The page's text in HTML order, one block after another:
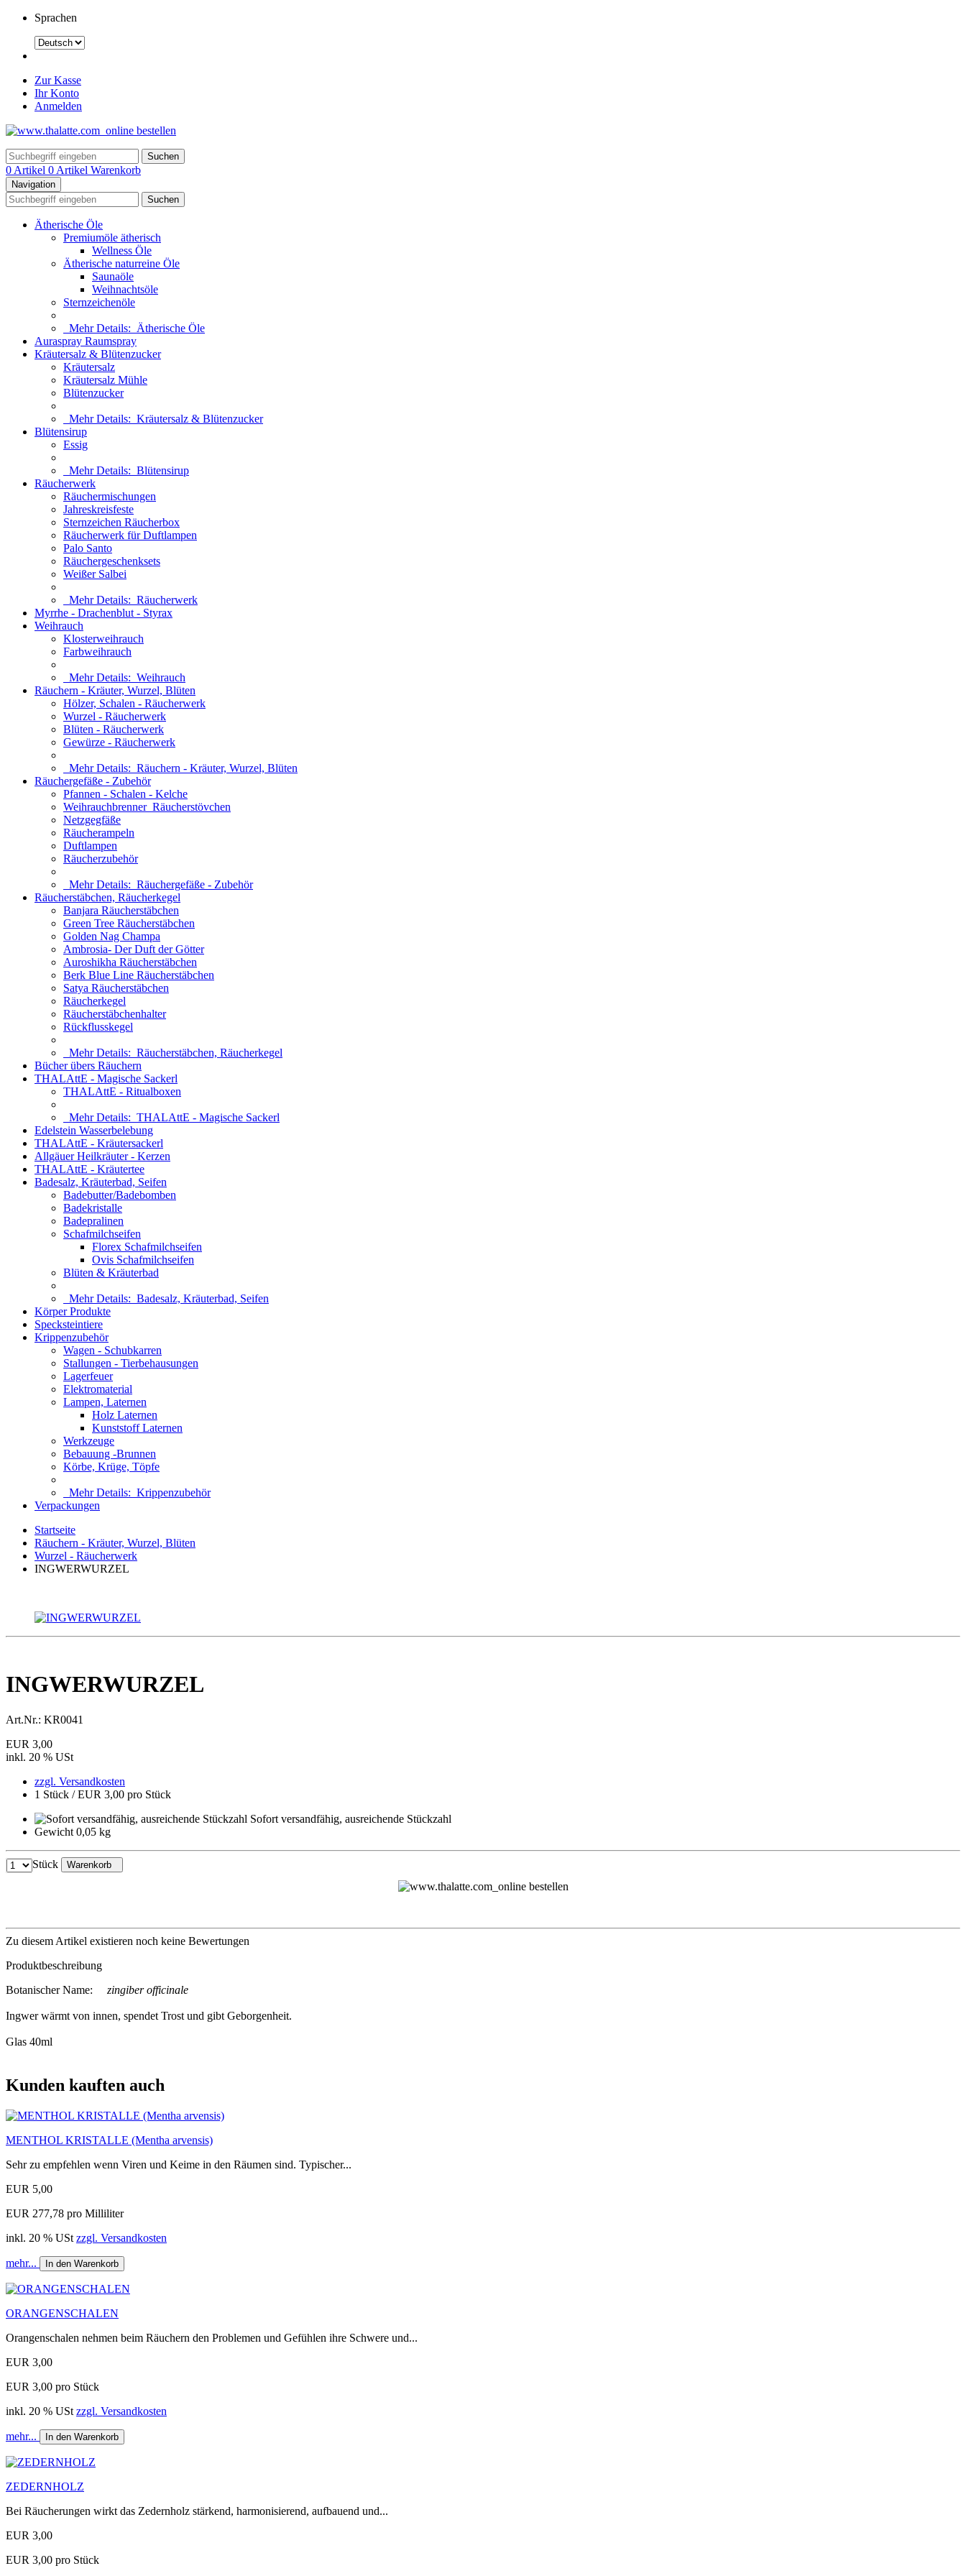
Sprachen
Zur Kasse
Ihr Konto
Anmelden
Suchen
0 Artikel 0 Artikel Warenkorb
Navigation
Suchen
Ätherische Öle
Premiumöle ätherisch
Wellness Öle
Ätherische naturreine Öle
Saunaöle
Weihnachtsöle
Sternzeichenöle
Mehr Details: Ätherische Öle
Auraspray Raumspray
Kräutersalz & Blütenzucker
Kräutersalz
Kräutersalz Mühle
Blütenzucker
Mehr Details: Kräutersalz & Blütenzucker
Blütensirup
Essig
Mehr Details: Blütensirup
Räucherwerk
Räuchermischungen
Jahreskreisfeste
Sternzeichen Räucherbox
Räucherwerk für Duftlampen
Palo Santo
Räuchergeschenksets
Weißer Salbei
Mehr Details: Räucherwerk
Myrrhe - Drachenblut - Styrax
Weihrauch
Klosterweihrauch
Farbweihrauch
Mehr Details: Weihrauch
Räuchern - Kräuter, Wurzel, Blüten
Hölzer, Schalen - Räucherwerk
Wurzel - Räucherwerk
Blüten - Räucherwerk
Gewürze - Räucherwerk
Mehr Details: Räuchern - Kräuter, Wurzel, Blüten
Räuchergefäße - Zubehör
Pfannen - Schalen - Kelche
Weihrauchbrenner_Räucherstövchen
Netzgegfäße
Räucherampeln
Duftlampen
Räucherzubehör
Mehr Details: Räuchergefäße - Zubehör
Räucherstäbchen, Räucherkegel
Banjara Räucherstäbchen
Green Tree Räucherstäbchen
Golden Nag Champa
Ambrosia- Der Duft der Götter
Auroshikha Räucherstäbchen
Berk Blue Line Räucherstäbchen
Satya Räucherstäbchen
Räucherkegel
Räucherstäbchenhalter
Rückflusskegel
Mehr Details: Räucherstäbchen, Räucherkegel
Bücher übers Räuchern
THALAttE - Magische Sackerl
THALAttE - Ritualboxen
Mehr Details: THALAttE - Magische Sackerl
Edelstein Wasserbelebung
THALAttE - Kräutersackerl
Allgäuer Heilkräuter - Kerzen
THALAttE - Kräutertee
Badesalz, Kräuterbad, Seifen
Badebutter/Badebomben
Badekristalle
Badepralinen
Schafmilchseifen
Florex Schafmilchseifen
Ovis Schafmilchseifen
Blüten & Kräuterbad
Mehr Details: Badesalz, Kräuterbad, Seifen
Körper Produkte
Specksteintiere
Krippenzubehör
Wagen - Schubkarren
Stallungen - Tierbehausungen
Lagerfeuer
Elektromaterial
Lampen, Laternen
Holz Laternen
Kunststoff Laternen
Werkzeuge
Bebauung -Brunnen
Körbe, Krüge, Töpfe
Mehr Details: Krippenzubehör
Verpackungen
Startseite
Räuchern - Kräuter, Wurzel, Blüten
Wurzel - Räucherwerk
INGWERWURZEL
INGWERWURZEL
Art.Nr.: KR0041
EUR 3,00
inkl. 20 % USt
zzgl. Versandkosten
1 Stück / EUR 3,00 pro Stück
Sofort versandfähig, ausreichende Stückzahl
Gewicht 0,05 kg
Stück Warenkorb
Zu diesem Artikel existieren noch keine Bewertungen
Produktbeschreibung
Botanischer Name: zingiber officinale
Ingwer wärmt von innen, spendet Trost und gibt Geborgenheit.
Glas 40ml
Kunden kauften auch
MENTHOL KRISTALLE (Mentha arvensis)
Sehr zu empfehlen wenn Viren und Keime in den Räumen sind. Typischer...
EUR 5,00
EUR 277,78 pro Milliliter
inkl. 20 % USt zzgl. Versandkosten
mehr... In den Warenkorb
ORANGENSCHALEN
Orangenschalen nehmen beim Räuchern den Problemen und Gefühlen ihre Schwere und...
EUR 3,00
EUR 3,00 pro Stück
inkl. 20 % USt zzgl. Versandkosten
mehr... In den Warenkorb
ZEDERNHOLZ
Bei Räucherungen wirkt das Zedernholz stärkend, harmonisierend, aufbauend und...
EUR 3,00
EUR 3,00 pro Stück